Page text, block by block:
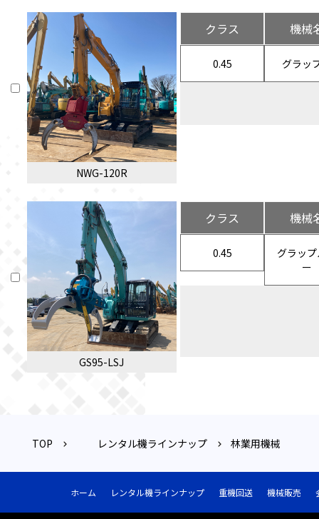
NWG-120R
クラス
0.45
機械
グラッ
GS95-LSJ
クラス
0.45
機械
グラッ
ー
TOP レンタル機ラインナップ 林業用機械
ホーム レンタル機ラインナップ 重機回送 機械販売